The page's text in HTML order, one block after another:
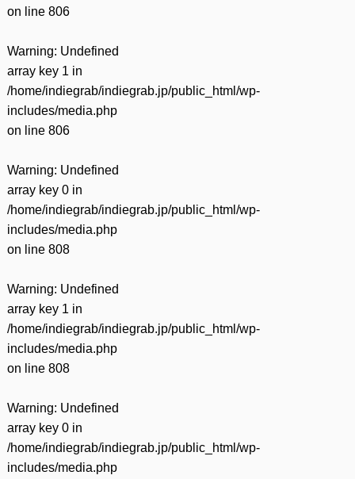
on line 806
Warning: Undefined
array key 1 in
/home/indiegrab/indiegrab.jp/public_html/wp-
includes/media.php
on line 806
Warning: Undefined
array key 0 in
/home/indiegrab/indiegrab.jp/public_html/wp-
includes/media.php
on line 808
Warning: Undefined
array key 1 in
/home/indiegrab/indiegrab.jp/public_html/wp-
includes/media.php
on line 808
Warning: Undefined
array key 0 in
/home/indiegrab/indiegrab.jp/public_html/wp-
includes/media.php